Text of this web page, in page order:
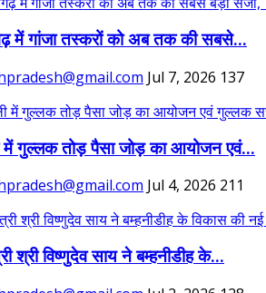
में गांजा तस्करों को अब तक की सबसे...
Jul 7, 2026 137
गुल्लक तोड़ पैसा जोड़ का आयोजन एवं...
Jul 4, 2026 211
श्री विष्णुदेव साय ने बम्हनीडीह के...